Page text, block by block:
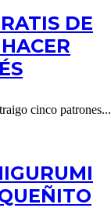
DE
cinco patrones...